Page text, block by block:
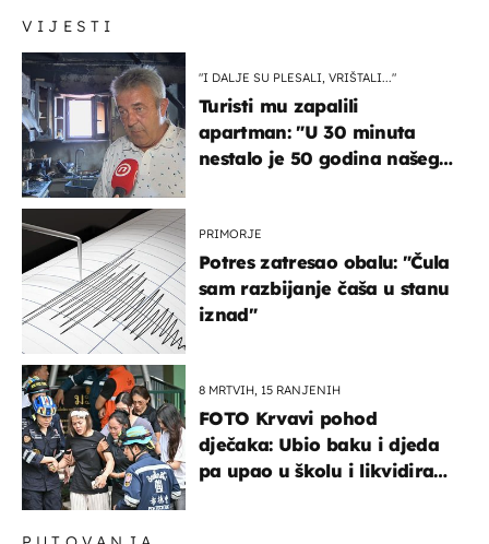
VIJESTI
"I DALJE SU PLESALI, VRIŠTALI..."
Turisti mu zapalili
apartman: "U 30 minuta
nestalo je 50 godina našeg
PRIMORJE
Potres zatresao obalu: "Čula
sam razbijanje čaša u stanu
iznad"
8 MRTVIH, 15 RANJENIH
FOTO Krvavi pohod
dječaka: Ubio baku i djeda
pa upao u školu i likvidirao